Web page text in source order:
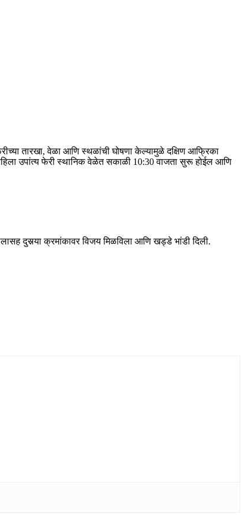
तारखा, वेळा आणि स्थळांची घोषणा केल्यामुळे दक्षिण आफ्रिका
उपांत्य फेरी स्थानिक वेळेत सकाळी 10:30 वाजता सुरू होईल आणि
दुसर्‍या क्रमांकावर विजय मिळविला आणि खड्डे भांडी दिली.